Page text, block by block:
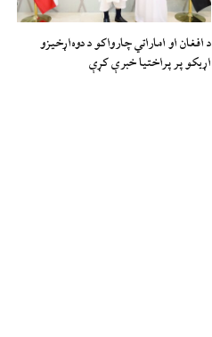
د افغان او اماراتي چارواکو د دوه‌اړخیزو
اړیکو پر پراختیا خبرې کړې